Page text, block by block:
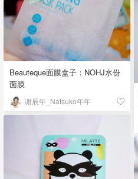
Beauteque面膜盒子：NOHJ水份
面膜
谢辰年_Natsuko年年